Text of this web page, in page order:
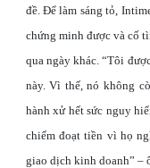
đề. Để làm sáng tỏ,
chứng minh được và cố
qua ngày khác. “Tôi
này. Vì thế, nó không
hành xử hết sức nguy
chiếm đoạt tiền vì họ
giao dịch kinh doanh” –